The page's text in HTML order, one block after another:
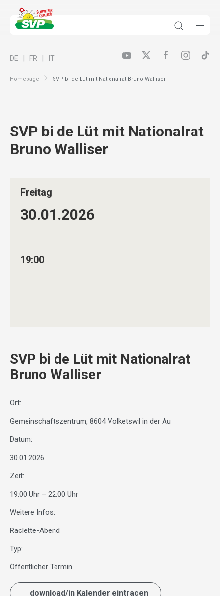
Homepage SVP bi de Lüt mit Nationalrat Bruno Walliser
DE FR IT
SVP bi de Lüt mit Nationalrat
Bruno Walliser
Freitag
30.01.2026
19:00
SVP bi de Lüt mit Nationalrat
Bruno Walliser
Ort:
Gemeinschaftszentrum, 8604 Volketswil in der Au
Datum:
30.01.2026
Zeit:
19:00 Uhr – 22:00 Uhr
Weitere Infos:
Raclette-Abend
Typ:
Öffentlicher Termin
download/in Kalender eintragen